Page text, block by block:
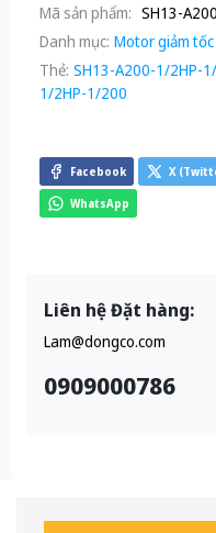
Mã sản phẩm: SH13-
Danh mục: Motor giảm tốc
Thẻ: SH13-A200-1/2HP-
1/2HP-1/200
Facebook X
WhatsApp
Liên hệ Đặt hàng:
Lam@dongco.com
0909000786